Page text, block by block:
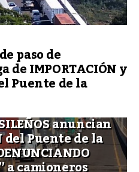
paso de
de IMPORTACIÓN y
Puente de la
anuncian
del Puente de la